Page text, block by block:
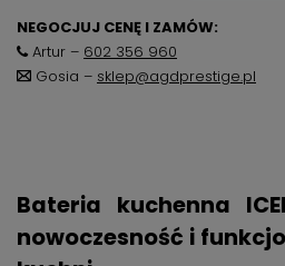
NEGOCJUJ CENĘ I ZAMÓW:
Artur – 602 356 960
Gosia – sklep@agdprestige.pl
Bateria kuchenna
nowoczesność i